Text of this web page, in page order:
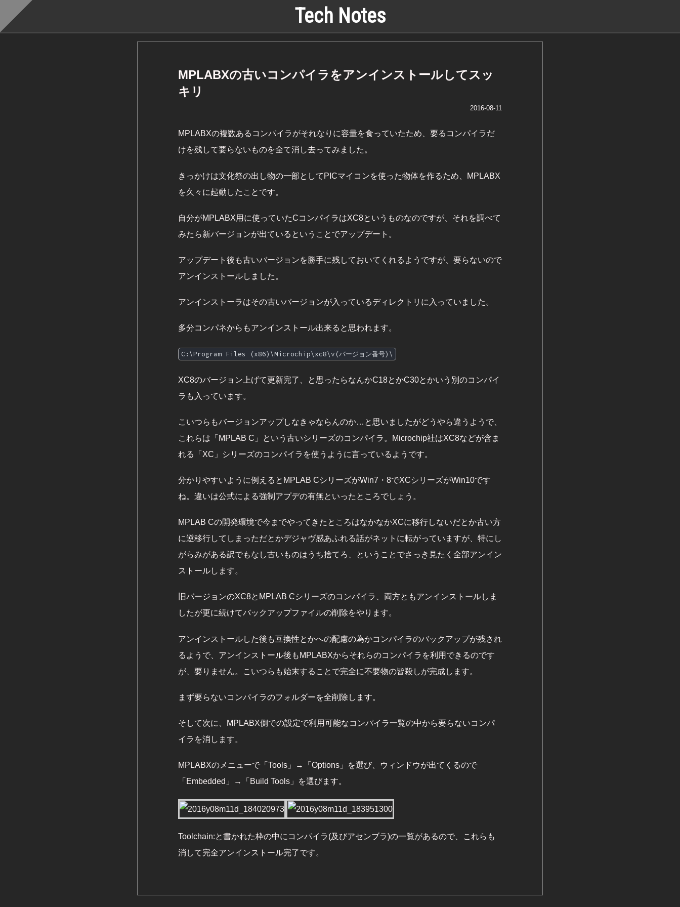
Tech Notes
MPLABXの古いコンパイラをアンインストールしてスッ
キリ
2016-08-11
MPLABXの複数あるコンパイラがそれなりに容量を食っていたため、要るコンパイラだ
けを残して要らないものを全て消し去ってみました。
きっかけは文化祭の出し物の一部としてPICマイコンを使った物体を作るため、MPLABX
を久々に起動したことです。
自分がMPLABX用に使っていたCコンパイラはXC8というものなのですが、それを調べて
みたら新バージョンが出ているということでアップデート。
アップデート後も古いバージョンを勝手に残しておいてくれるようですが、要らないので
アンインストールしました。
アンインストーラはその古いバージョンが入っているディレクトリに入っていました。
多分コンパネからもアンインストール出来ると思われます。
C:\Program Files (x86)\Microchip\xc8\v(バージョン番号)\
XC8のバージョン上げて更新完了、と思ったらなんかC18とかC30とかいう別のコンパイ
ラも入っています。
こいつらもバージョンアップしなきゃならんのか…と思いましたがどうやら違うようで、
これらは「MPLAB C」という古いシリーズのコンパイラ。Microchip社はXC8などが含ま
れる「XC」シリーズのコンパイラを使うように言っているようです。
分かりやすいように例えるとMPLAB CシリーズがWin7・8でXCシリーズがWin10です
ね。違いは公式による強制アプデの有無といったところでしょう。
MPLAB Cの開発環境で今までやってきたところはなかなかXCに移行しないだとか古い方
に逆移行してしまっただとかデジャヴ感あふれる話がネットに転がっていますが、特にし
がらみがある訳でもなし古いものはうち捨てろ、ということでさっき見たく全部アンイン
ストールします。
旧バージョンのXC8とMPLAB Cシリーズのコンパイラ、両方ともアンインストールしま
したが更に続けてバックアップファイルの削除をやります。
アンインストールした後も互換性とかへの配慮の為かコンパイラのバックアップが残され
るようで、アンインストール後もMPLABXからそれらのコンパイラを利用できるのです
が、要りません。こいつらも始末することで完全に不要物の皆殺しが完成します。
まず要らないコンパイラのフォルダーを全削除します。
そして次に、MPLABX側での設定で利用可能なコンパイラ一覧の中から要らないコンパ
イラを消します。
MPLABXのメニューで「Tools」→「Options」を選び、ウィンドウが出てくるので
「Embedded」→「Build Tools」を選びます。
Toolchain:と書かれた枠の中にコンパイラ(及びアセンブラ)の一覧があるので、これらも
消して完全アンインストール完了です。